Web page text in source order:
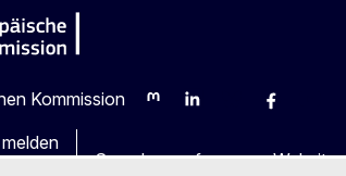
Kommission
MastodonLinkedInBlueskyFacebook
Sprachen auf unseren Websites